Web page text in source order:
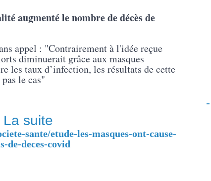
augmenté le nombre de décès de
appel : "Contrairement à l'idée reçue
diminuerait grâce aux masques
les taux d’infection, les résultats de cette
le cas"
La suite
sante/etude-les-masques-ont-cause-
de-deces-covid